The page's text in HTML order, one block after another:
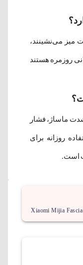
میز می‌نشینند،
روزمره هستند
ماساژ، فشار
روزانه برای
است.
Xiaomi Mijia